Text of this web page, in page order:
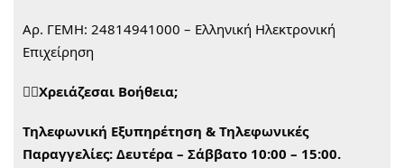
Αρ. ΓΕΜΗ: 24814941000 – Ελληνική Ηλεκτρονική
Επιχείρηση
🙋‍♀️Χρειάζεσαι Βοήθεια;
Τηλεφωνική Εξυπηρέτηση & Τηλεφωνικές
Παραγγελίες: Δευτέρα – Σάββατο 10:00 – 15:00.